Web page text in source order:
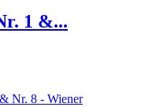
1 &...